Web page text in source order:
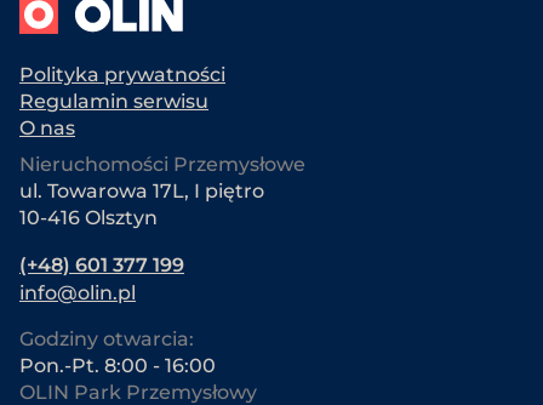
Polityka prywatności
Regulamin serwisu
O nas
Nieruchomości Przemysłowe
ul. Towarowa 17L, I piętro
10-416 Olsztyn
(+48) 601 377 199
info@olin.pl
Godziny otwarcia:
Pon.-Pt. 8:00 - 16:00
OLIN Park Przemysłowy